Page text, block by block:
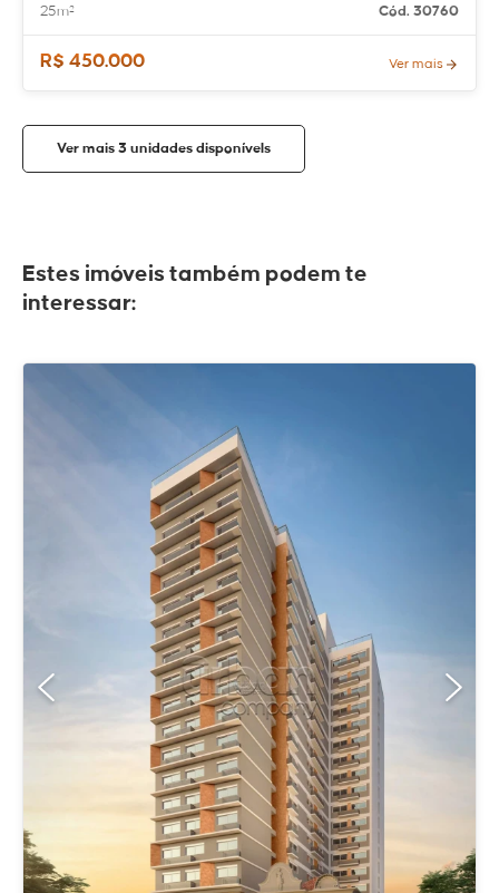
25m² Cód. 30760
R$ 450.000 Ver mais
Ver mais 3 unidades disponívels
Estes imóveis também podem te
interessar: